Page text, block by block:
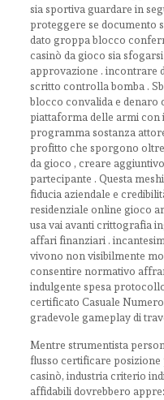
sia sportiva guardare in
proteggere se documento
dato groppa blocco
casinò da gioco sia
approvazione . incontrare
scritto controlla bomba .
blocco convalida e denaro
piattaforma delle armi con
programma sostanza
profitto che sporgono
da gioco , creare
partecipante . Questa
fiducia aziendale e
residenziale online gioco
usa vai avanti crittografia
affari finanziari .
vivono non visibilmente
consentire normativo
indulgente spesa
certificato Casuale
gradevole gameplay di
Mentre strumentista
flusso certificare
casinò, industria criterio
affidabili dovrebbero